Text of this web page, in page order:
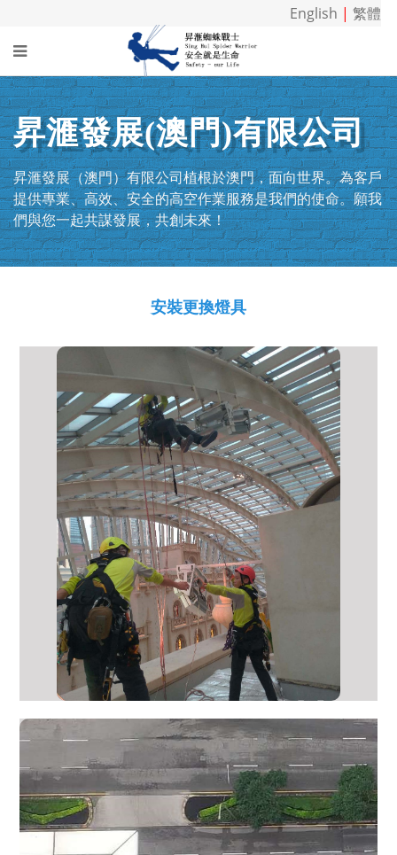
English |繁體
昇滙發展(澳門)有限公司
昇滙發展（澳門）有限公司植根於澳門，面向世界。為客戶
提供專業、高效、安全的高空作業服務是我們的使命。願我
們與您一起共謀發展，共創未來！
安裝更換燈具